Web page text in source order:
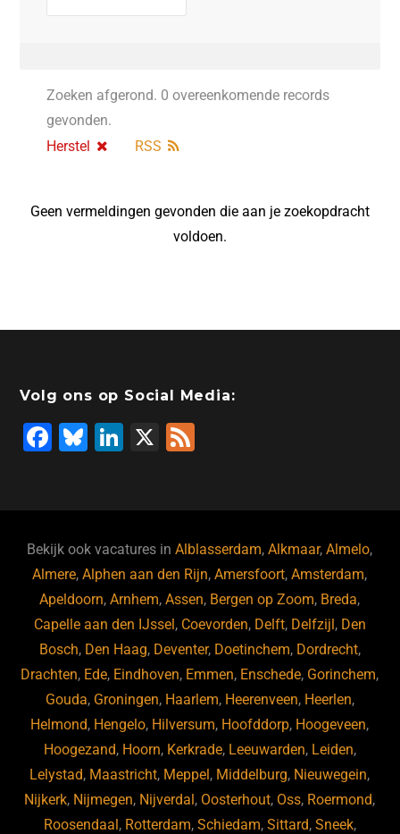
Zoeken afgerond. 0 overeenkomende records
gevonden.
Herstel
RSS
Geen vermeldingen gevonden die aan je zoekopdracht
voldoen.
Volg ons op Social Media:
F
b
o
o
k
Bl
ky
Li
dI
n
X
Bekijk ook vacatures inAlblasserdam,Alkmaar,Almelo,
Almere,Alphen aan den Rijn,Amersfoort,Amsterdam,
Apeldoorn,Arnhem,Assen, Bergen op Zoom, Breda,
Capelle aan den IJssel , Coevorden, Delft, Delfzijl , Den
Bosch, Den Haag, Deventer, Doetinchem, Dordrecht,
Drachten, Ede, Eindhoven, Emmen, Enschede, Gorinchem,
Gouda, Groningen, Haarlem, Heerenveen, Heerlen,
Helmond, Hengelo, Hilversum, Hoofddorp, Hoogeveen,
Hoogezand, Hoorn, Kerkrade, Leeuwarden, Leiden,
Lelystad, Maastricht, Meppel , Middelburg, Nieuwegein,
Nijkerk, Nijmegen, Nijverdal , Oosterhout, Oss, Roermond,
Roosendaal , Rotterdam, Schiedam, Sittard, Sneek,